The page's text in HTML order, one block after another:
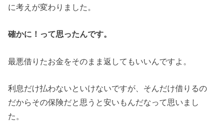
に考えが変わりました。
確かに！って思ったんです。
最悪借りたお金をそのまま返してもいいんですよ。
利息だけ払わないといけないですが、そんだけ借りるの
だからその保険だと思うと安いもんだなって思いまし
た。